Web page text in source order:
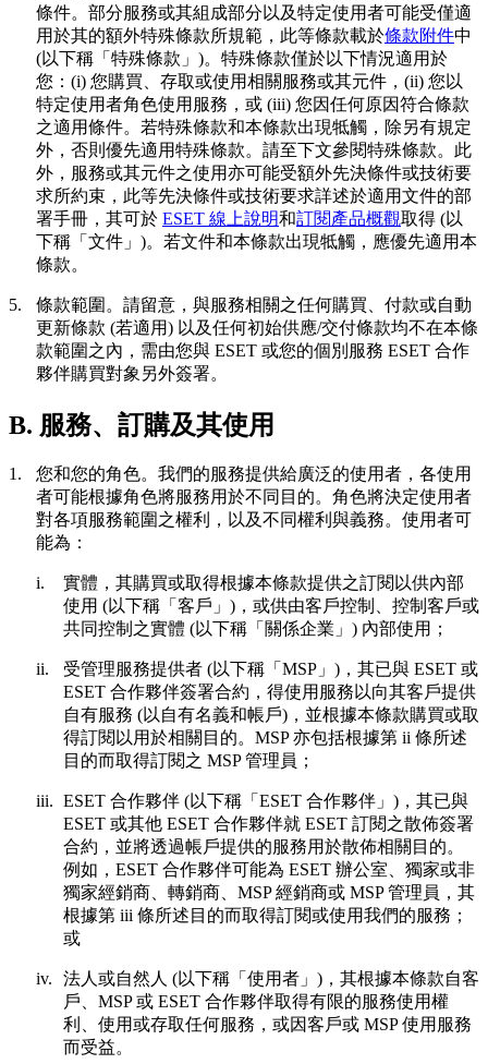
條件。部分服務或其組成部分以及特定使用者可能受僅適
用於其的額外特殊條款所規範，此等條款載於條款附件中
(以下稱「 特殊條款 」)。特殊條款僅於以下情況適用於
您：(i) 您購買、存取或使用相關服務或其元件，(ii) 您以
特定使用者角色使用服務，或 (iii) 您因任何原因符合條款
之適用條件。若特殊條款和本條款出現牴觸，除另有規定
外，否則優先適用特殊條款。請至下文參閱特殊條款。此
外，服務或其元件之使用亦可能受額外先決條件或技術要
求所約束，此等先決條件或技術要求詳述於適用文件的部
署手冊，其可於 ESET 線上說明和訂閱產品概觀取得 (以
下稱「 文件 」)。若文件和本條款出現牴觸，應優先適用本
條款。
5. 條款範圍。 請留意，與服務相關之任何購買、付款或自動
更新條款 (若適用) 以及任何初始供應/交付條款均不在本條
款範圍之內，需由您與 ESET 或您的個別服務 ESET 合作
夥伴購買對象另外簽署。
B. 服務、訂購及其使用
1. 您和您的角色。 我們的服務提供給廣泛的使用者，各使用
者可能根據角色將服務用於不同目的。角色將決定使用者
對各項服務範圍之權利，以及不同權利與義務。使用者可
能為：
i.
實體，其購買或取得根據本條款提供之訂閱以供內部
使用 (以下稱「 客戶 」)，或供由客戶控制、控制客戶或
共同控制之實體 (以下稱「 關係企業 」) 內部使用；
ii. 受管理服務提供者 (以下稱「 MSP 」)，其已與 ESET 或
ESET 合作夥伴簽署合約，得使用服務以向其客戶提供
自有服務 (以自有名義和帳戶)，並根據本條款購買或取
得訂閱以用於相關目的。MSP 亦包括根據第 ii 條所述
目的而取得訂閱之 MSP 管理員；
iii. ESET 合作夥伴 (以下稱「 ESET 合作夥伴 」)，其已與
ESET 或其他 ESET 合作夥伴就 ESET 訂閱之散佈簽署
合約，並將透過帳戶提供的服務用於散佈相關目的。
例如，ESET 合作夥伴可能為 ESET 辦公室、獨家或非
獨家經銷商、轉銷商、MSP 經銷商或 MSP 管理員，其
根據第 iii 條所述目的而取得訂閱或使用我們的服務；
或
iv. 法人或自然人 (以下稱「 使用者 」)，其根據本條款自客
戶、MSP 或 ESET 合作夥伴取得有限的服務使用權
利、使用或存取任何服務，或因客戶或 MSP 使用服務
而受益。